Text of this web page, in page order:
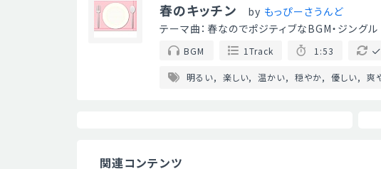
春のキッチン by もっぴーさうんど
テーマ曲：春なのでポジティブなBGM・ジング
BGM 1Track 1:53
明るい 楽しい 温かい 穏やか 優しい 爽
関連コンテンツ